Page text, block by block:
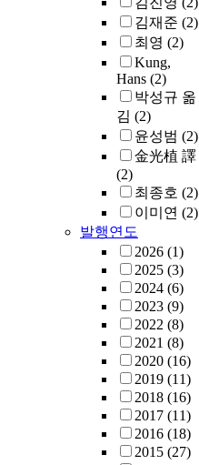
김재준 (2)
최영 (2)
Kung,
Hans (2)
박성규 옮
김 (2)
윤성범 (2)
金光植 譯
(2)
최종호 (2)
이미연 (2)
발행연도
2026 (1)
2025 (3)
2024 (6)
2023 (9)
2022 (8)
2021 (8)
2020 (16)
2019 (11)
2018 (16)
2017 (11)
2016 (18)
2015 (27)